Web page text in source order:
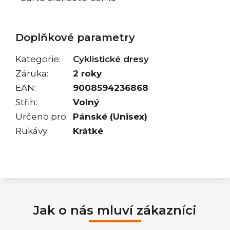
Doplňkové parametry
Kategorie:
Cyklistické dresy
Záruka:
2 roky
EAN:
9008594236868
Střih:
Volný
Určeno pro: Pánské (Unisex)
Rukávy: Krátké
Jak o nás mluví zákazníci